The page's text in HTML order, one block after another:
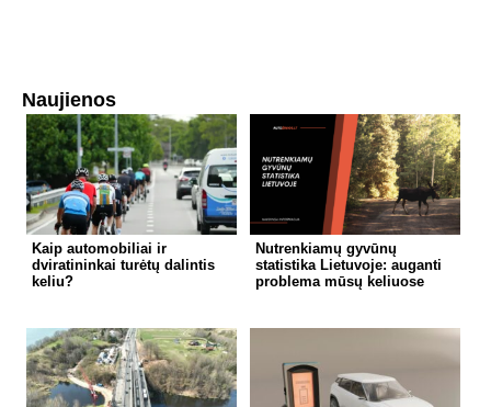
Naujienos
Kaip automobiliai ir
dviratininkai turėtų dalintis
keliu?
Nutrenkiamų gyvūnų
statistika Lietuvoje: auganti
problema mūsų keliuose